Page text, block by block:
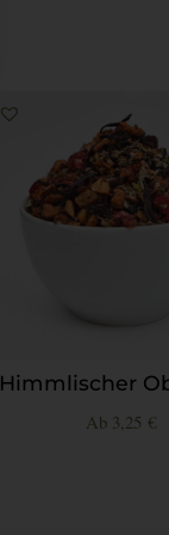
Himmlischer
Ab 3,25 €